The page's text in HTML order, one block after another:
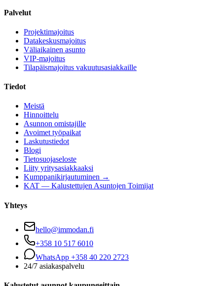
Palvelut
Projektimajoitus
Datakeskusmajoitus
Väliaikainen asunto
VIP-majoitus
Tilapäismajoitus vakuutusasiakkaille
Tiedot
Meistä
Hinnoittelu
Asunnon omistajille
Avoimet työpaikat
Laskutustiedot
Blogi
Tietosuojaseloste
Liity yritysasiakkaaksi
Kumppanikirjautuminen →
KAT — Kalustettujen Asuntojen Toimijat
Yhteys
hello@immodan.fi
+358 10 517 6010
WhatsApp +358 40 220 2723
24/7 asiakaspalvelu